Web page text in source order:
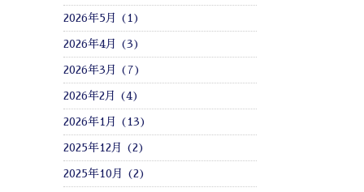
2026年5月 (1)
2026年4月 (3)
2026年3月 (7)
2026年2月 (4)
2026年1月 (13)
2025年12月 (2)
2025年10月 (2)